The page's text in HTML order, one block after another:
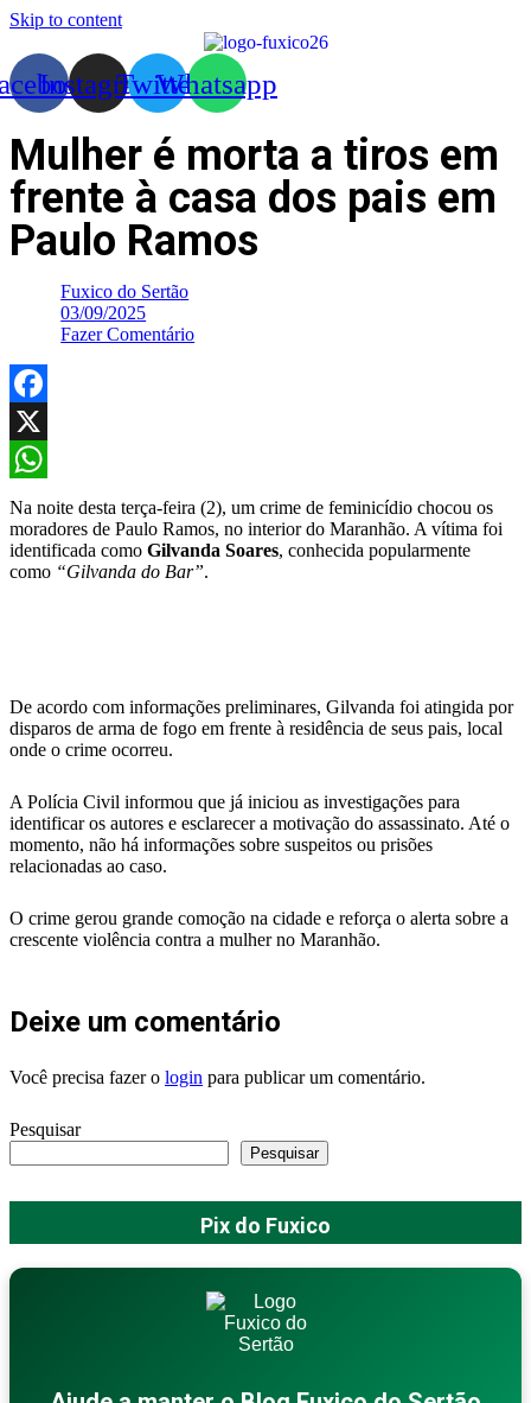
Skip to content
InstagramTwitterWhatsapp
Mulher é morta a tiros em
frente à casa dos pais em
Paulo Ramos
Fuxico do Sertão
03/09/2025
Fazer Comentário
Facebook
X
WhatsApp
Na noite desta terça-feira (2), um crime de feminicídio chocou os
moradores de Paulo Ramos, no interior do Maranhão. A vítima foi
identificada como Gilvanda Soares, conhecida popularmente
como “Gilvanda do Bar”.
De acordo com informações preliminares, Gilvanda foi atingida por
disparos de arma de fogo em frente à residência de seus pais, local
onde o crime ocorreu.
A Polícia Civil informou que já iniciou as investigações para
identificar os autores e esclarecer a motivação do assassinato. Até o
momento, não há informações sobre suspeitos ou prisões
relacionadas ao caso.
O crime gerou grande comoção na cidade e reforça o alerta sobre a
crescente violência contra a mulher no Maranhão.
Deixe um comentário
Você precisa fazer o login para publicar um comentário.
Pesquisar
Pesquisar
Pix do Fuxico